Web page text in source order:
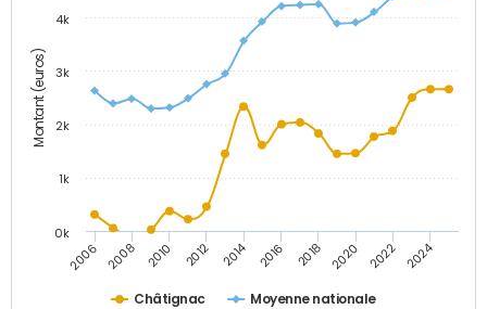
Montant (euros)
Châtignac Moyenne nationale
2006 2008 2010 2012 2014 2016 2018 2020 2022 2024
0k
1k
2k
3k
4k